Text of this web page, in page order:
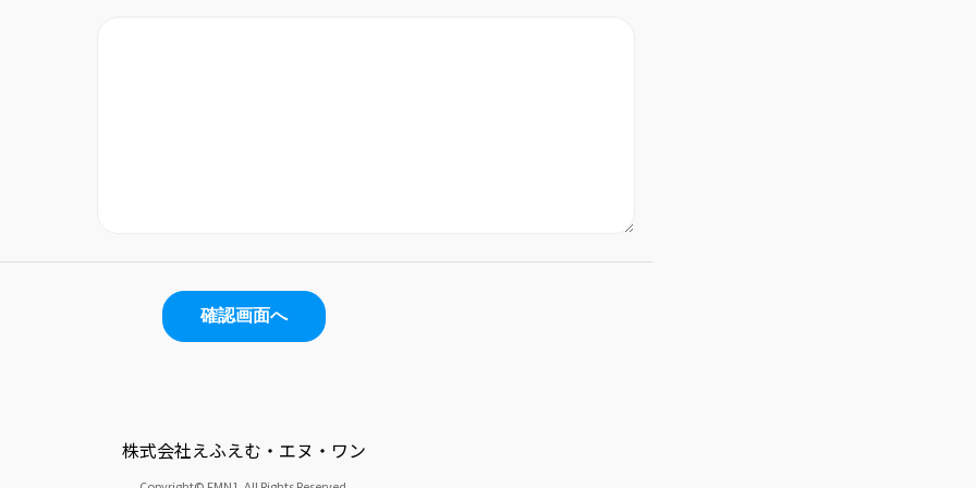
確認画面へ
株式会社えふえむ・エヌ・ワン